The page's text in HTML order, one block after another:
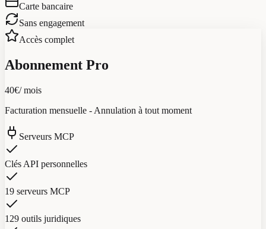
Carte bancaire
Sans engagement
Accès complet
Abonnement Pro
40€/ mois
Facturation mensuelle - Annulation à tout moment
Serveurs MCP
Clés API personnelles
19 serveurs MCP
129 outils juridiques